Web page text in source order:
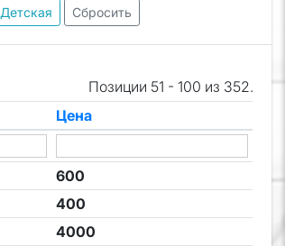
Детская Сбросить
Позиции 51 - 100 из 352.
Цена
600
400
4000